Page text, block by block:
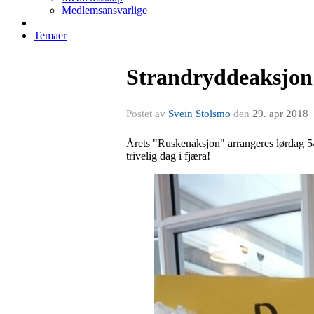
Medlemsansvarlige
Temaer
Strandryddeaksjon
Postet av Svein Stolsmo den 29. apr 2018
Årets "Ruskenaksjon" arrangeres lørdag
trivelig dag i fjæra!